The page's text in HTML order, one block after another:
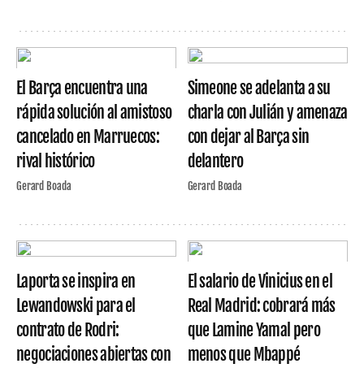
El Barça encuentra una
rápida solución al amistoso
cancelado en Marruecos:
rival histórico
Gerard Boada
Simeone se adelanta a su
charla con Julián y amenaza
con dejar al Barça sin
delantero
Gerard Boada
Laporta se inspira en
Lewandowski para el
contrato de Rodri:
negociaciones abiertas con
El salario de Vinicius en el
Real Madrid: cobrará más
que Lamine Yamal pero
menos que Mbappé